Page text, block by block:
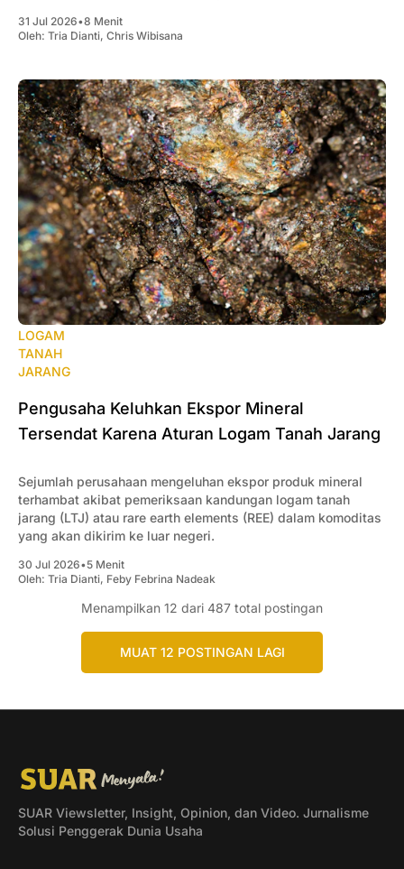
31 Jul 2026•8 Menit
Oleh: Tria Dianti, Chris Wibisana
LOGAM
TANAH
JARANG
Pengusaha Keluhkan Ekspor Mineral
Tersendat Karena Aturan Logam Tanah Jarang
Sejumlah perusahaan mengeluhan ekspor produk mineral
terhambat akibat pemeriksaan kandungan logam tanah
jarang (LTJ) atau rare earth elements (REE) dalam komoditas
yang akan dikirim ke luar negeri.
30 Jul 2026•5 Menit
Oleh: Tria Dianti, Feby Febrina Nadeak
Menampilkan 12 dari 487 total postingan
MUAT 12 POSTINGAN LAGI
SUAR Viewsletter, Insight, Opinion, dan Video. Jurnalisme
Solusi Penggerak Dunia Usaha